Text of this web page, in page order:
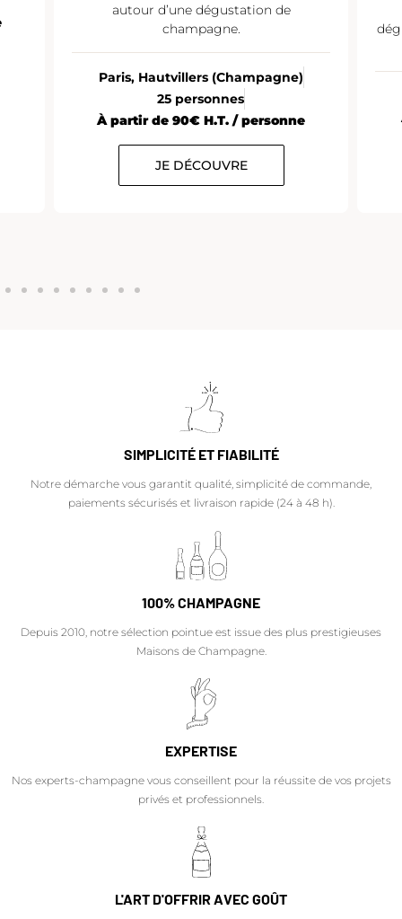
autour d’une dégustation de
champagne.
Paris, Hautvillers (Champagne)
25 personnes
À partir de 90€ H.T. / personne
JE DÉCOUVRE
SIMPLICITÉ ET FIABILITÉ
Notre démarche vous garantit qualité, simplicité de commande,
paiements sécurisés et livraison rapide (24 à 48 h).
100% CHAMPAGNE
Depuis 2010, notre sélection pointue est issue des plus prestigieuses
Maisons de Champagne.
EXPERTISE
Nos experts-champagne vous conseillent pour la réussite de vos projets
privés et professionnels.
L'ART D'OFFRIR AVEC GOÛT